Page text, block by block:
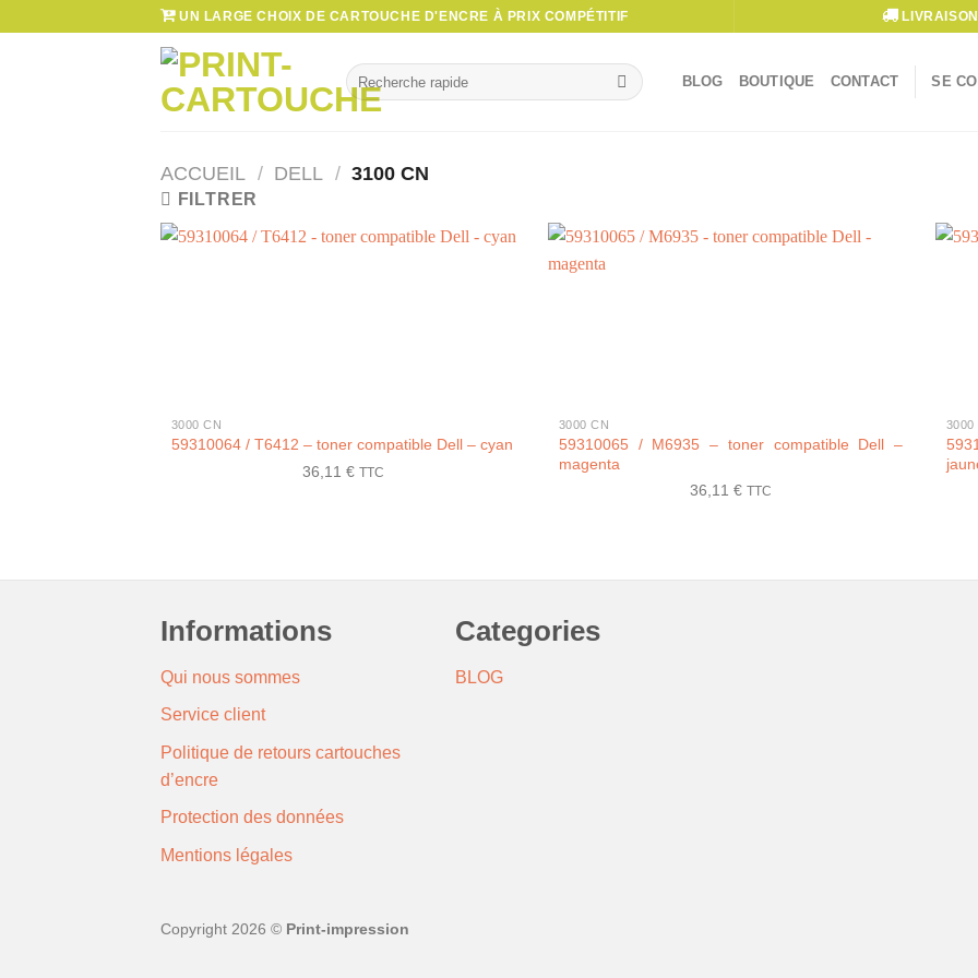
UN LARGE CHOIX DE CARTOUCHE D'ENCRE À PRIX COMPÉTITIF
Recherche
pour :
BLOG BOUTIQUE CONTACT SE
ACCUEIL / DELL / 3100 CN
FILTRER
3000 CN
59310064 / T6412 – toner compatible Dell – cyan
36,11 € TTC
3000 CN
59310065 / M6935 – toner compatible Dell –
magenta
36,11 € TTC
3000
Informations
Qui nous sommes
Service client
Politique de retours cartouches
d’encre
Protection des données
Mentions légales
Categories
BLOG
Copyright 2026 © Print-impression